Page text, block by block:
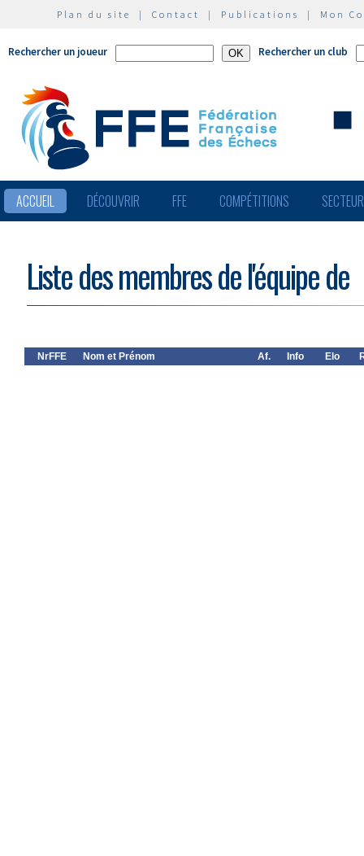
Plan du site | Contact | Publications | Mon
Rechercher un joueur Rechercher un club
ACCUEIL DÉCOUVRIR FFE COMPÉTITIONS
Liste des membres de l'équipe de
NrFFE Nom et Prénom Af. Info Elo